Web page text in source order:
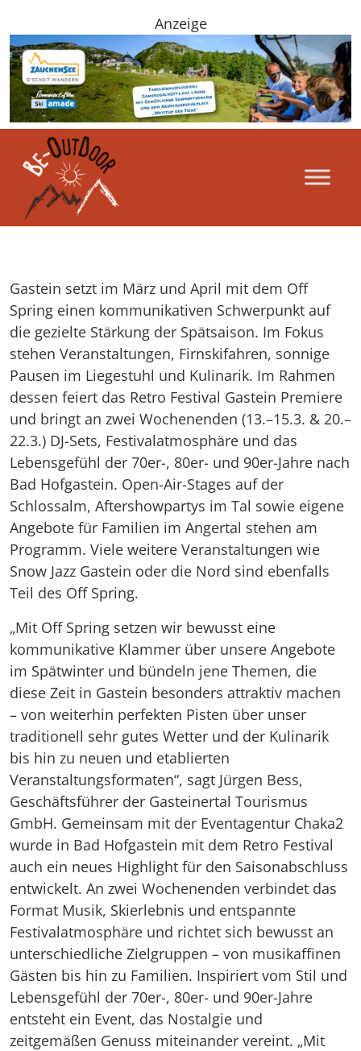
Anzeige
Gastein setzt im März und April mit dem Off
Spring einen kommunikativen Schwerpunkt auf
die gezielte Stärkung der Spätsaison. Im Fokus
stehen Veranstaltungen, Firnskifahren, sonnige
Pausen im Liegestuhl und Kulinarik. Im Rahmen
dessen feiert das Retro Festival Gastein Premiere
und bringt an zwei Wochenenden (13.–15.3. & 20.–
22.3.) DJ-Sets, Festivalatmosphäre und das
Lebensgefühl der 70er-, 80er- und 90er-Jahre nach
Bad Hofgastein. Open-Air-Stages auf der
Schlossalm, Aftershowpartys im Tal sowie eigene
Angebote für Familien im Angertal stehen am
Programm. Viele weitere Veranstaltungen wie
Snow Jazz Gastein oder die Nord sind ebenfalls
Teil des Off Spring.
„Mit Off Spring setzen wir bewusst eine
kommunikative Klammer über unsere Angebote
im Spätwinter und bündeln jene Themen, die
diese Zeit in Gastein besonders attraktiv machen
– von weiterhin perfekten Pisten über unser
traditionell sehr gutes Wetter und der Kulinarik
bis hin zu neuen und etablierten
Veranstaltungsformaten“, sagt Jürgen Bess,
Geschäftsführer der Gasteinertal Tourismus
GmbH. Gemeinsam mit der Eventagentur Chaka2
wurde in Bad Hofgastein mit dem Retro Festival
auch ein neues Highlight für den Saisonabschluss
entwickelt. An zwei Wochenenden verbindet das
Format Musik, Skierlebnis und entspannte
Festivalatmosphäre und richtet sich bewusst an
unterschiedliche Zielgruppen – von musikaffinen
Gästen bis hin zu Familien. Inspiriert vom Stil und
Lebensgefühl der 70er-, 80er- und 90er-Jahre
entsteht ein Event, das Nostalgie und
zeitgemäßen Genuss miteinander vereint. „Mit